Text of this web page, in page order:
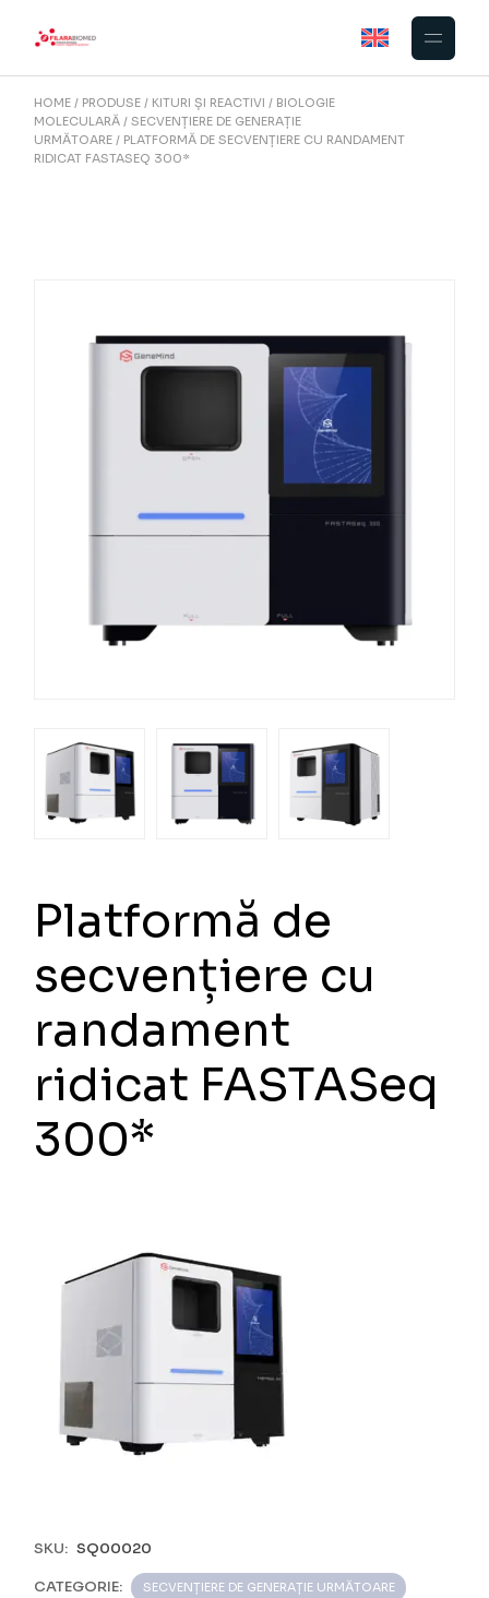
HOME PRODUSE KITURI ȘI REACTIVI
BIOLOGIE
MOLECULARĂ
SECVENȚIERE DE GENERAȚIE
URMĂTOARE
PLATFORMĂ DE SECVENȚIERE CU RANDAMENT
RIDICAT FASTASEQ 300*
Platformă de
secvențiere cu
randament
ridicat FASTASeq
300*
SKU: SQ00020
CATEGORIE: SECVENȚIERE DE GENERAȚIE URMĂTOARE